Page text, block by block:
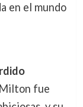
en el mundo
fue